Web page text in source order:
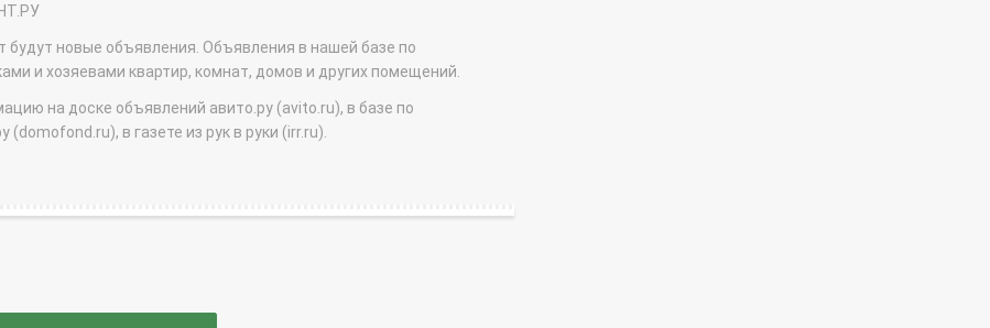
будут новые объявления. Объявления в нашей базе по
и хозяевами квартир, комнат, домов и других помещений.
на доске объявлений авито.ру (avito.ru), в базе по
в газете из рук в руки (irr.ru).